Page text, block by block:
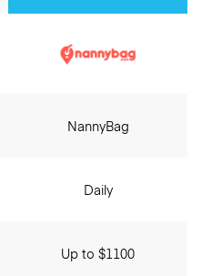
NannyBag
Daily
Up to $1100